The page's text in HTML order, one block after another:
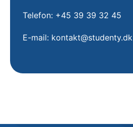
Telefon: +45 39 39 32 45
E-mail: kontakt@studenty.dk